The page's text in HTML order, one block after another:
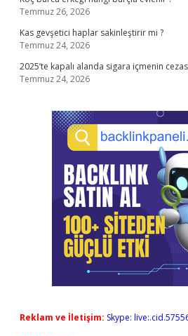
Temmuz 26, 2026
Kas gevşetici haplar sakinleştirir mi ?
Temmuz 24, 2026
2025’te kapalı alanda sigara içmenin
Temmuz 24, 2026
Reklam ve İletişim: Skype: